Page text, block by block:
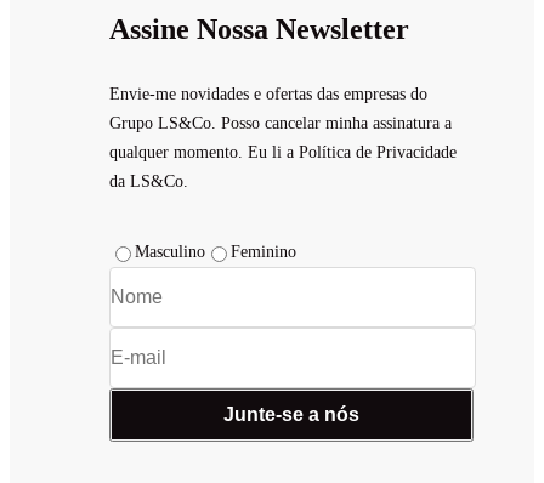
Assine Nossa Newsletter
Envie-me novidades e ofertas das empresas do
Grupo LS&Co. Posso cancelar minha assinatura a
qualquer momento. Eu li a Política de Privacidade
da LS&Co.
Masculino Feminino
Junte-se a nós